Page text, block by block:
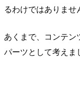
るわけではありませ
あくまで、コンテ
パーツとして考えま